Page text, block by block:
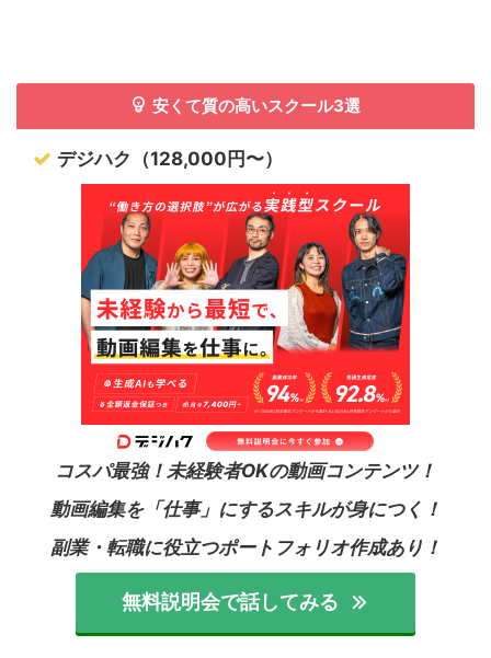
安くて質の高いスクール3選
デジハク（128,000円〜）
コスパ最強！未経験者OKの動画コンテンツ！
動画編集を「仕事」にするスキルが身につく！
副業・転職に役立つポートフォリオ作成あり！
無料説明会で話してみる